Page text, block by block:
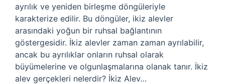
ayrılık ve yeniden birleşme döngüleriyle
karakterize edilir. Bu döngüler, ikiz alevler
arasındaki yoğun bir ruhsal bağlantının
göstergesidir. İkiz alevler zaman zaman ayrılabilir,
ancak bu ayrılıklar onların ruhsal olarak
büyümelerine ve olgunlaşmalarına olanak tanır. İkiz
alev gerçekleri nelerdir? İkiz Alev…